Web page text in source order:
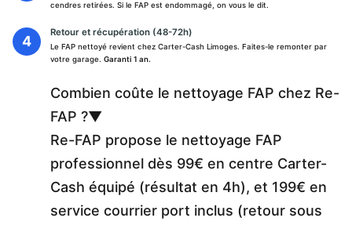
cendres retirées. Si le FAP est endommagé, on vous le dit.
Retour et récupération (48-72h)
Le FAP nettoyé revient chez Carter-Cash Limoges. Faites-le remonter par
votre garage. Garanti 1 an.
Combien coûte le nettoyage FAP chez Re-
FAP ?▼
Re-FAP propose le nettoyage FAP
professionnel dès 99€ en centre Carter-
Cash équipé (résultat en 4h), et 199€ en
service courrier port inclus (retour sous